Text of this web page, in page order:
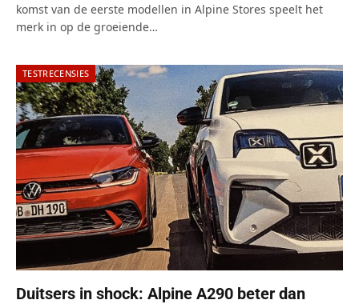
komst van de eerste modellen in Alpine Stores speelt het
merk in op de groeiende…
TESTRECENSIES
Duitsers in shock: Alpine A290 beter dan